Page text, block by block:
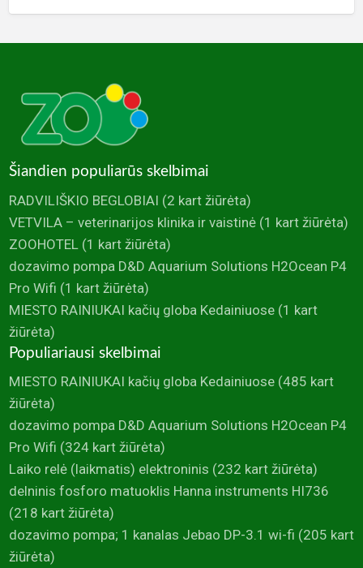
Šiandien populiarūs skelbimai
RADVILIŠKIO BEGLOBIAI (2 kart žiūrėta)
VETVILA – veterinarijos klinika ir vaistinė(1 kart žiūrėta)
ZOOHOTEL (1 kart žiūrėta)
dozavimo pompa D&D Aquarium Solutions H2Ocean P4
Pro Wifi (1 kart žiūrėta)
MIESTO RAINIUKAI kačių globa Kedainiuose(1 kart
žiūrėta)
Populiariausi skelbimai
MIESTO RAINIUKAI kačių globa Kedainiuose(485 kart
žiūrėta)
dozavimo pompa D&D Aquarium Solutions H2Ocean P4
Pro Wifi (324 kart žiūrėta)
Laiko relė (laikmatis) elektroninis (232 kart žiūrėta)
delninis fosforo matuoklis Hanna instruments HI736
(218 kart žiūrėta)
dozavimo pompa; 1 kanalas Jebao DP-3.1 wi-fi (205 kart
žiūrėta)